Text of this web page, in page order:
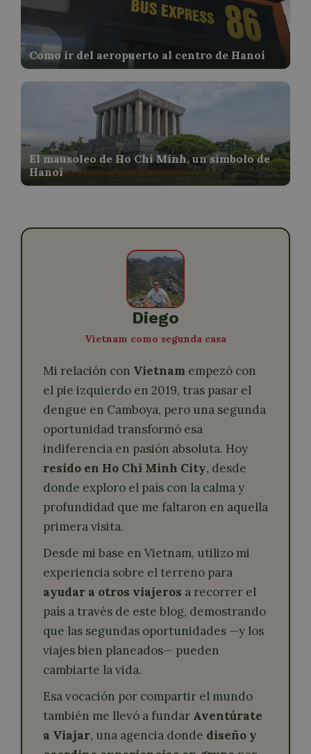
Como ir del aeropuerto al centro de Hanoi
El mausoleo de Ho Chi Minh, un símbolo de
Hanoi
Diego
Vietnam como segunda casa
Mi relación con Vietnam empezó con
el pie izquierdo en 2019, tras pasar el
dengue en Camboya, pero una segunda
oportunidad transformó esa
indiferencia en pasión absoluta. Hoy
resido en Ho Chi Minh City, desde
donde exploro el país con la calma y
profundidad que me faltaron en aquella
primera visita.
Desde mi base en Vietnam, utilizo mi
experiencia sobre el terreno para
ayudar a otros viajeros a recorrer el
país a través de este blog, demostrando
que las segundas oportunidades —y los
viajes bien planeados— pueden
cambiarte la vida.
Esa vocación por compartir el mundo
también me llevó a fundar Aventúrate
a Viajar, una agencia donde diseño y